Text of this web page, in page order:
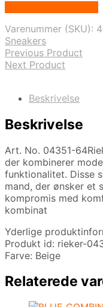
Varenummer (SKU):
Sneakers
Previous Product
Next Product
Beskrivelse
Beskrivelse
Art. No. 04351-
der kombinerer
funktionalitet. Disse
mand, der ønsker et
kompromis med
kombinat
Yderlige
Produkt id: rieker-
Farve: Beige
Relaterede